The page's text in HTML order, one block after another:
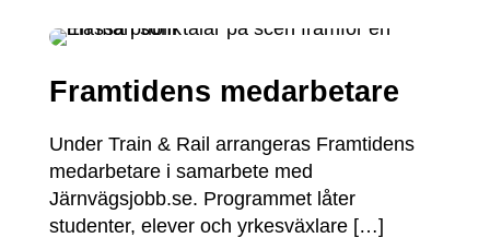
Framtidens medarbetare
Under Train & Rail arrangeras Framtidens
medarbetare i samarbete med
Järnvägsjobb.se. Programmet låter
studenter, elever och yrkesväxlare […]